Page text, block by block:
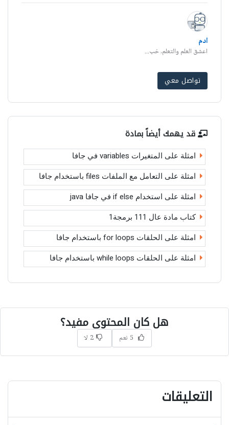
ادم
اعشق العلم والتعلم, خب...
تواصل معي
قد يهمك أيضاً بمادة
امثلة على المتغيرات variables في جافا
امثلة على التعامل مع الملفات files باستخدام جافا
امثلة على استخدام if else في جافا java
كتاب مادة عال 111 برمجة1
امثلة على الحلقات for loops باستخدام جافا
امثلة على الحلقات while loops باستخدام جافا
هل كان المحتوى مفيد؟
5 نعم 2 لا
التعليقات